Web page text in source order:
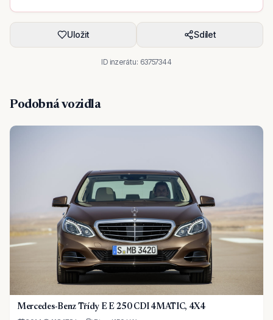
Uložit Sdílet
ID inzerátu: 63757344
Podobná vozidla
Mercedes-Benz Třídy E E 250 CDI 4MATIC, 4X4